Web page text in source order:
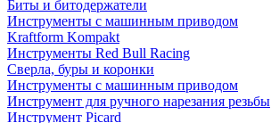
Биты и битодержатели
Инструменты с машинным приводом
Kraftform Kompakt
Инструменты Red Bull Racing
Сверла, буры и коронки
Инструменты с машинным приводом
Инструмент для ручного нарезания резьбы
Инструмент Picard